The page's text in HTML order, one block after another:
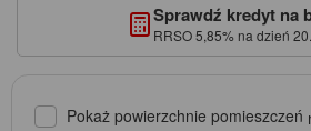
Sprawdź kredyt na
RRSO 5,85% na dzień
Pokaż powierzchnie pomieszczeń